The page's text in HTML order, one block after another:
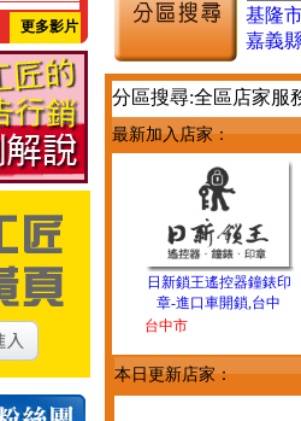
更多影片
基隆
嘉義
分區搜尋:全區店家服
最新加入店家：
日新鎖王遙控器鐘錶印
章-進口車開鎖,台中
台中市
本日更新店家：